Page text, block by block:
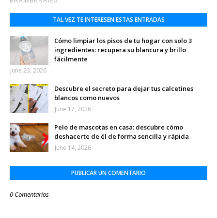
TAL VEZ TE INTERESEN ESTAS ENTRADAS
Cómo limpiar los pisos de tu hogar con solo 3
ingredientes: recupera su blancura y brillo
fácilmente
June 23, 2026
Descubre el secreto para dejar tus calcetines
blancos como nuevos
June 17, 2026
Pelo de mascotas en casa: descubre cómo
deshacerte de él de forma sencilla y rápida
June 14, 2026
PUBLICAR UN COMENTARIO
0 Comentarios